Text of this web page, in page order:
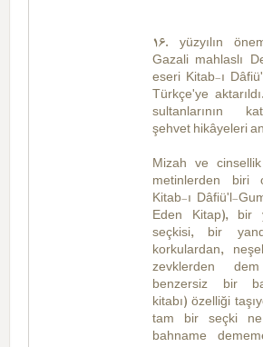
16. yüzyılın
Gazali mahlaslı
eseri Kitab-ı
Türkçe'ye
sultanlarının
şehvet hikâyeleri
Mizah ve
metinlerden biri
Kitab-ı Dâfiü'l-
Eden Kitap), bir
seçkisi, bir
korkulardan,
zevklerden
benzersiz bir
kitabı) özelliği
tam bir seçki
bahname